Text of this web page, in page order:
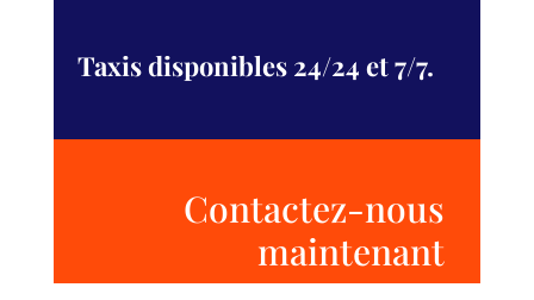
Taxis disponibles 24/24 et 7/7.
Contactez-nous
maintenant